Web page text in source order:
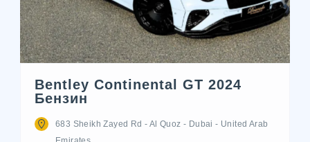
Bentley Continental GT 2024
Бензин
683 Sheikh Zayed Rd - Al Quoz - Dubai - United Arab